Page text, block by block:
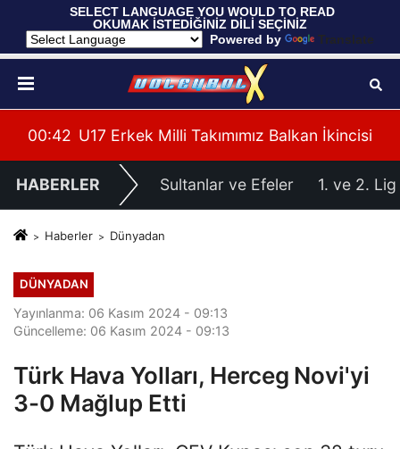
SELECT LANGUAGE YOU WOULD TO READ
OKUMAK İSTEDİĞİNİZ DİLİ SEÇİNİZ
Powered by
Translate
İkincisi00:37 Filenin Sultanları, Hazırlık Maçında
HABERLER Sultanlar ve Efeler 1. ve 2. Lig
Haberler Dünyadan
DÜNYADAN
Yayınlanma: 06 Kasım 2024 - 09:13
Güncelleme: 06 Kasım 2024 - 09:13
Türk Hava Yolları, Herceg Novi'yi
3-0 Mağlup Etti